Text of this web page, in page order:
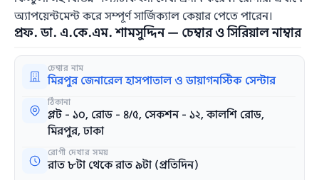
অ্যাপয়েন্টমেন্ট করে সম্পূর্ণ সার্জিক্যাল কেয়ার পেতে পারেন।
প্রফ. ডা. এ.কে.এম. শামসুদ্দিন — চেম্বার ও সিরিয়াল নাম্বার
চেম্বার নাম
মিরপুর জেনারেল হাসপাতাল ও ডায়াগনস্টিক সেন্টার
ঠিকানা
প্লট - ১০, রোড - ৪/৫, সেকশন - ১২, কালশি রোড,
মিরপুর, ঢাকা
রোগী দেখার সময়
রাত ৮টা থেকে রাত ৯টা (প্রতিদিন)